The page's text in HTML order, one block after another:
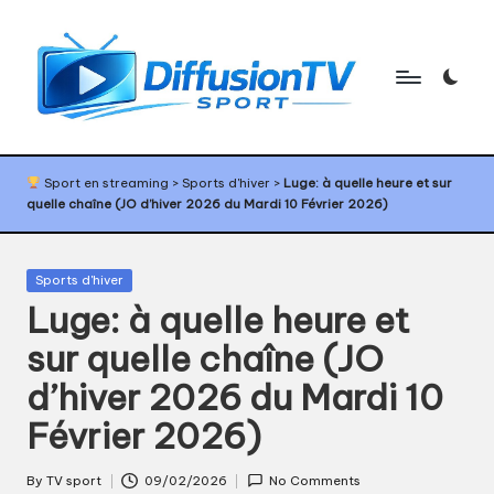
content
D
if
f
u
s
i
o
n
T
sport,
diffusion
TV
sport,
calendrier
sport
Sport en streaming > Sports d'hiver > Luge: à quelle heure et sur
quelle chaîne (JO d’hiver 2026 du Mardi 10 Février 2026)
Posted
Sports d'hiver
Luge: à quelle heure et
sur quelle chaîne (JO
d’hiver 2026 du Mardi 10
Février 2026)
Posted
By TV sport 09/02/2026 No Comments